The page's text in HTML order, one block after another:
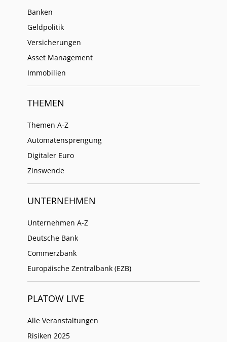
Banken
Geldpolitik
Versicherungen
Asset Management
Immobilien
THEMEN
Themen A-Z
Automatensprengung
Digitaler Euro
Zinswende
UNTERNEHMEN
Unternehmen A-Z
Deutsche Bank
Commerzbank
Europäische Zentralbank (EZB)
PLATOW LIVE
Alle Veranstaltungen
Risiken 2025